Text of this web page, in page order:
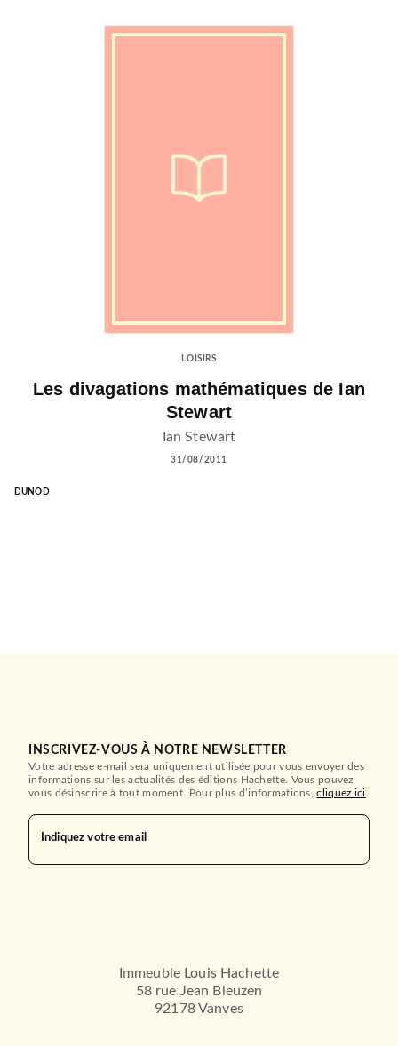
LOISIRS
Les divagations mathématiques de Ian
Stewart
Ian Stewart
31/08/2011
DUNOD
INSCRIVEZ-VOUS À NOTRE NEWSLETTER
Votre adresse e-mail sera uniquement utilisée pour vous envoyer des
informations sur les actualités des éditions Hachette. Vous pouvez
vous désinscrire à tout moment. Pour plus d’informations,cliquez ici
Indiquez votre email
Immeuble Louis Hachette
58 rue Jean Bleuzen
92178 Vanves